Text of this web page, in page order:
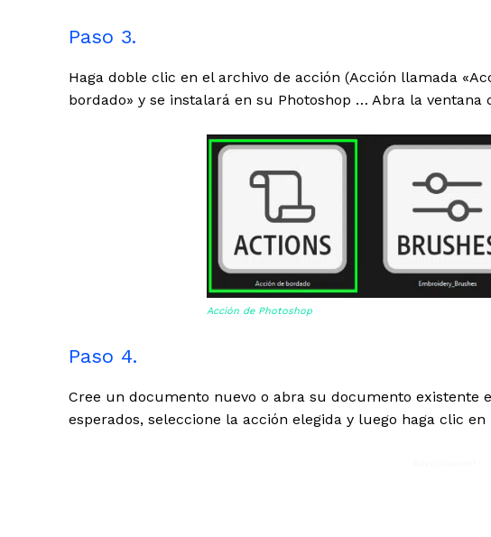
Paso 3.
Haga doble clic en el archivo de acción (Acción llamada
bordado» y se instalará en su Photoshop … Abra la ventana
Acción de Photoshop
Paso 4.
Cree un documento nuevo o abra su documento existente
esperados, seleccione la acción elegida y luego haga clic